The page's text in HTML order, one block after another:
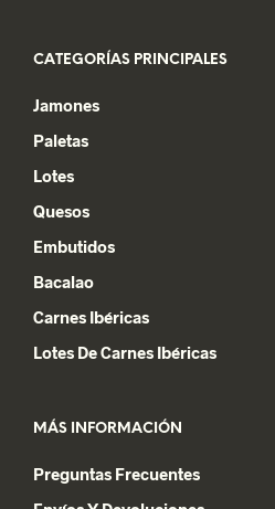
CATEGORÍAS PRINCIPALES
Jamones
Paletas
Lotes
Quesos
Embutidos
Bacalao
Carnes Ibéricas
Lotes De Carnes Ibéricas
MÁS INFORMACIÓN
Preguntas Frecuentes